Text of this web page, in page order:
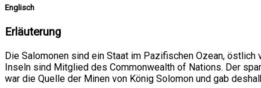
Englisch
Erläuterung
Die Salomonen sind ein Staat im Pazifischen Ozean,
Inseln sind Mitglied des Commonwealth of Nations. Der
war die Quelle der Minen von König Solomon und gab